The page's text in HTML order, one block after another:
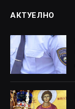
АКТУЕЛНО